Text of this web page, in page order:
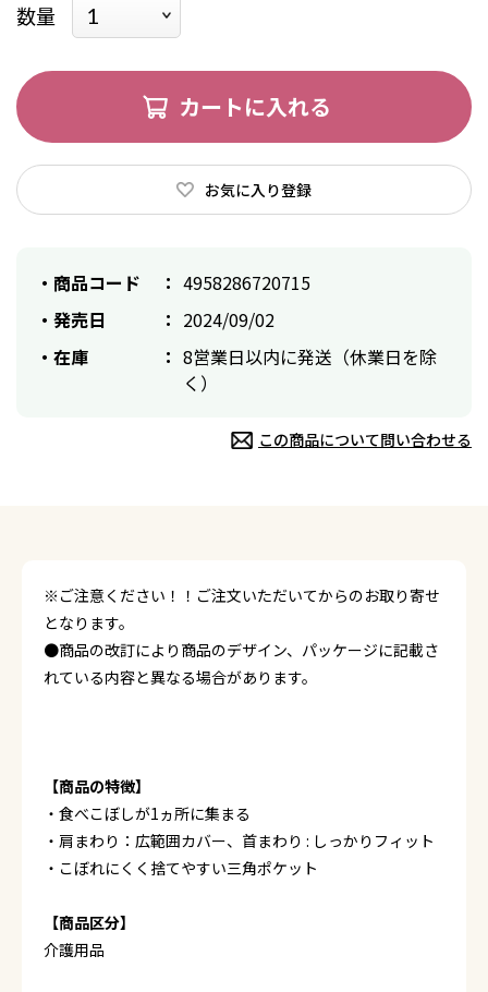
数量
カートに入れる
お気に入り登録
商品コード
4958286720715
発売日
2024/09/02
在庫
8営業日以内に発送（休業日を除
く）
この商品について問い合わせる
※ご注意ください！！ご注文いただいてからのお取り寄せ
となります。
●商品の改訂により商品のデザイン、パッケージに記載さ
れている内容と異なる場合があります。
【商品の特徴】
・食べこぼしが1ヵ所に集まる
・肩まわり：広範囲カバー、首まわり : しっかりフィット
・こぼれにくく捨てやすい三角ポケット
【商品区分】
介護用品